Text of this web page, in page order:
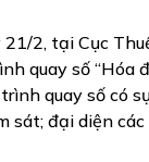
21/2, tại Cục
quay số “Hóa
quay số có
sát; đại diện